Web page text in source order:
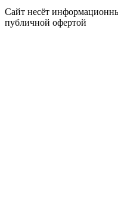
Сайт несёт
публичной офертой